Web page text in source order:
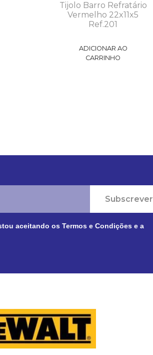
Tijolo Barro Refratário
Vermelho 22x11x5
Ref.201
ADICIONAR AO
CARRINHO
Subscrever
aceitando os Termos e Condições e a